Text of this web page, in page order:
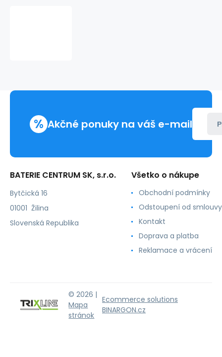
čierne
% Akčné ponuky na váš e-mail
BATERIE CENTRUM SK, s.r.o.
Bytčická 16
01001 Žilina
Slovenská Republika
Všetko o nákupe
Obchodní podmínky
Odstoupení od smlouvy
Kontakt
Doprava a platba
Reklamace a vrácení
© 2026 |
Mapa
stránok
Ecommerce solutions
BINARGON.cz